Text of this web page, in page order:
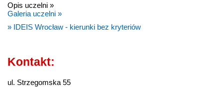
Opis uczelni »
Galeria uczelni »
» IDEIS Wrocław - kierunki bez kryteriów
Kontakt:
ul. Strzegomska 55